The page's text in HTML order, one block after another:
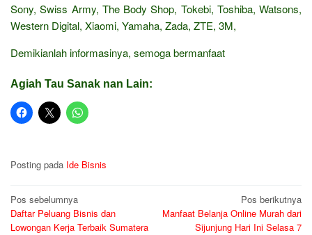
Sony, Swiss Army, The Body Shop, Tokebi, Toshiba, Watsons,
Western Digital, Xiaomi, Yamaha, Zada, ZTE, 3M,
Demikianlah informasinya, semoga bermanfaat
Agiah Tau Sanak nan Lain:
Posting pada Ide Bisnis
Navigasi
pos
Pos sebelumnya
Daftar Peluang Bisnis dan
Lowongan Kerja Terbaik Sumatera
Pos berikutnya
Manfaat Belanja Online Murah dari
Sijunjung Hari Ini Selasa 7